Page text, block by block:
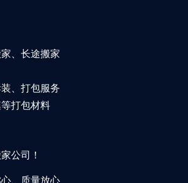
、长途搬家
、打包服务
打包材料
公司！
、质量放心